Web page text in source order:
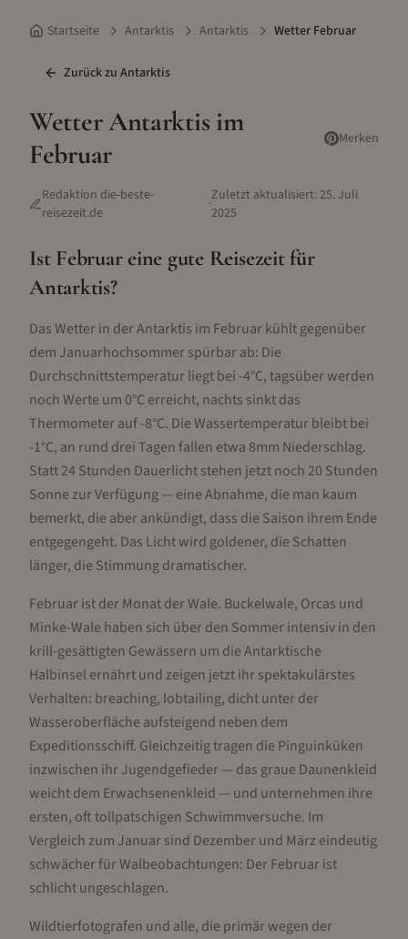
Startseite Antarktis Antarktis Wetter Februar
Zurück zu Antarktis
WetterAntarktis im
Februar
Merken
Redaktion die-beste-
reisezeit.de
·Zuletzt aktualisiert:25. Juli
2025
Ist Februareine gute Reisezeit für
Antarktis?
Das Wetter in der Antarktis im Februar kühlt gegenüber
dem Januarhochsommer spürbar ab: Die
Durchschnittstemperatur liegt bei -4°C, tagsüber werden
noch Werte um 0°C erreicht, nachts sinkt das
Thermometer auf -8°C. Die Wassertemperatur bleibt bei
-1°C, an rund drei Tagen fallen etwa 8mm Niederschlag.
Statt 24 Stunden Dauerlicht stehen jetzt noch 20 Stunden
Sonne zur Verfügung — eine Abnahme, die man kaum
bemerkt, die aber ankündigt, dass die Saison ihrem Ende
entgegengeht. Das Licht wird goldener, die Schatten
länger, die Stimmung dramatischer.
Februar ist der Monat der Wale. Buckelwale, Orcas und
Minke-Wale haben sich über den Sommer intensiv in den
krill-gesättigten Gewässern um die Antarktische
Halbinsel ernährt und zeigen jetzt ihr spektakulärstes
Verhalten: breaching, lobtailing, dicht unter der
Wasseroberfläche aufsteigend neben dem
Expeditionsschiff. Gleichzeitig tragen die Pinguinküken
inzwischen ihr Jugendgefieder — das graue Daunenkleid
weicht dem Erwachsenenkleid — und unternehmen ihre
ersten, oft tollpatschigen Schwimmversuche. Im
Vergleich zum Januar sind Dezember und März eindeutig
schwächer für Walbeobachtungen: Der Februar ist
schlicht ungeschlagen.
Wildtierfotografen und alle, die primär wegen der